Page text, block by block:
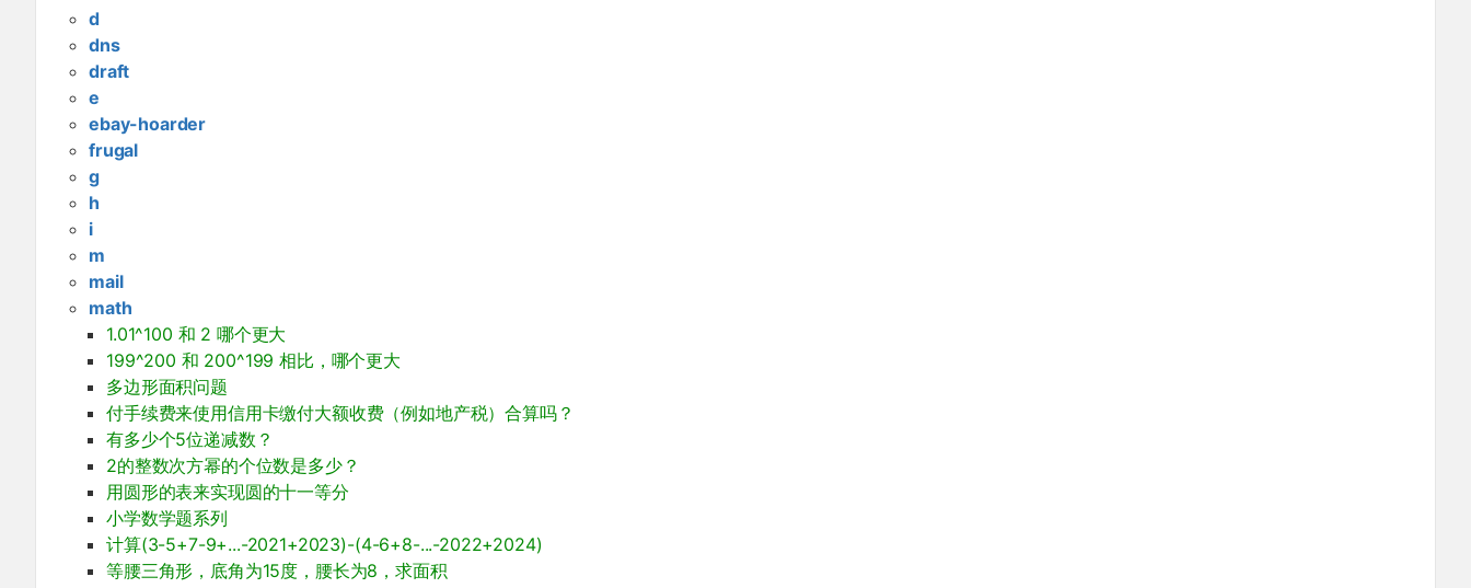
d
dns
draft
e
ebay-hoarder
frugal
g
h
i
m
mail
math
1.01^100 和 2 哪个更大
199^200 和 200^199 相比，哪个更大
多边形面积问题
付手续费来使用信用卡缴付大额收费（例如地产税）合算吗？
有多少个5位递减数？
2的整数次方幂的个位数是多少？
用圆形的表来实现圆的十一等分
小学数学题系列
计算(3-5+7-9+...-2021+2023)-(4-6+8-...-2022+2024)
等腰三角形，底角为15度，腰长为8，求面积